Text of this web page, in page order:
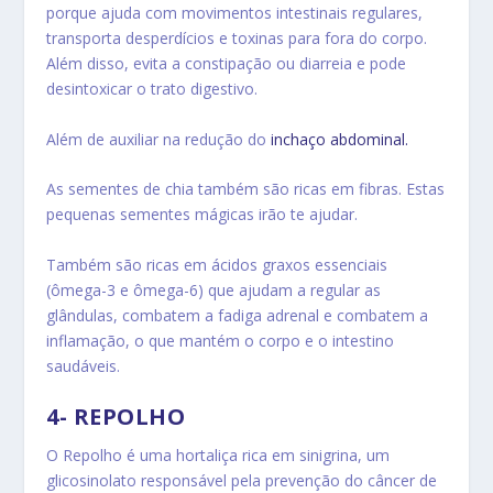
porque ajuda com movimentos intestinais regulares,
transporta desperdícios e toxinas para fora do corpo.
Além disso, evita a constipação ou diarreia e pode
desintoxicar o trato digestivo.
Além de auxiliar na redução doinchaço abdominal.
As sementes de chia também são ricas em fibras. Estas
pequenas sementes mágicas irão te ajudar.
Também são ricas em ácidos graxos essenciais
(ômega-3 e ômega-6) que ajudam a regular as
glândulas, combatem a fadiga adrenal e combatem a
inflamação, o que mantém o corpo e o intestino
saudáveis.
4- REPOLHO
O Repolho é uma hortaliça rica em sinigrina, um
glicosinolato responsável pela prevenção do câncer de